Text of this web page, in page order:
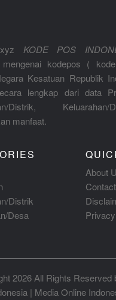
KODE POS
mengenai kodepos (
Kesatuan Republik
lengkap dari data
Distrik,
manfaat.
Distrik
Desa
About
2026 All Rights Reserved
| Media Online